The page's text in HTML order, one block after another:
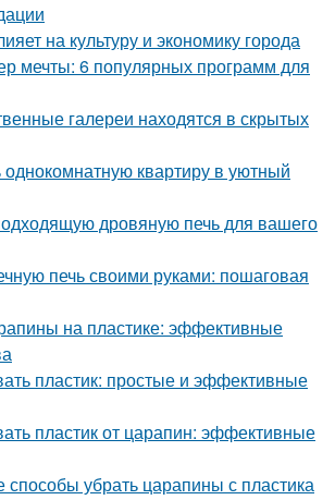
на культуру и экономику города
мечты: 6 популярных программ для
галереи находятся в скрытых
однокомнатную квартиру в уютный
дровяную печь для вашего
печь своими руками: пошаговая
на пластике: эффективные
пластик: простые и эффективные
пластик от царапин: эффективные
убрать царапины с пластика